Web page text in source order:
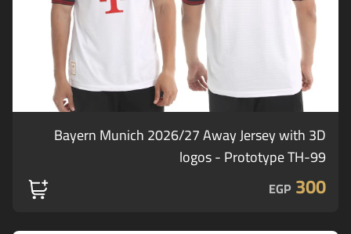
Bayern Munich 2026/27 Away Jersey with 3D
logos - Prototype TH-99
300
EGP